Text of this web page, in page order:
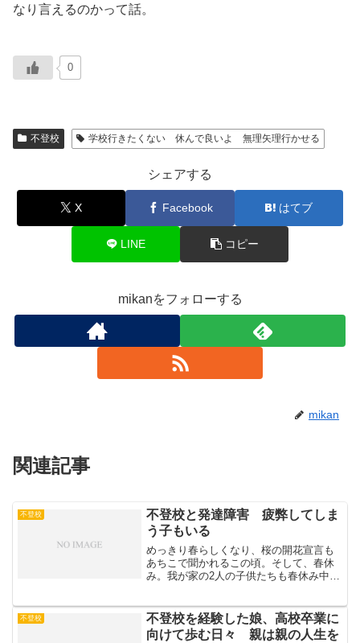
なり言えるのかって話。
0
不登校 学校行きたくない 休んで良いよ 無理矢理行かせる
シェアする
X Facebook はてブ
LINE コピー
mikanをフォローする
mikan
関連記事
不登校
不登校と発達障害 疲弊してしま
う子もいる
めっきり春らしくなり、桜の開花宣言も
あちこで聞かれるこの頃。そして、春休
み。我が家の2人の子供たちも春休み中。
学。無事に１年生を終え、つかの間の休
みを満喫中。部活に行き...
不登校
不登校を経験した娘、高校卒業に
向けて歩む日々 親は親の人生を